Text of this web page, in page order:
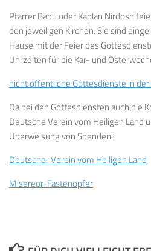
Pfarrer Babu oder Kaplan Nirdosh
den jeweiligen Kirchen. Sie sind
Hause mit der Feier des
Uhrzeiten für die Kar- und
nicht öffentliche Gottesdienste in
Da bei den Gottesdiensten auch die
Deutsche Verein vom Heiligen Land
Überweisung von Spenden:
Deutscher Verein vom Heiligen Land
Misereor-Fastenopfer